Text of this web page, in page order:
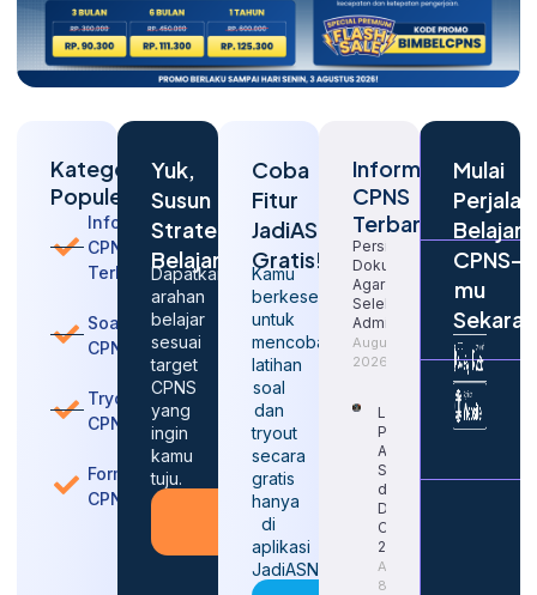
Kategori
Populer
Informasi
CPNS
Terbaru
Soal
CPNS
Tryout
CPNS
Formasi
CPNS
Yuk,
Susun
Strategi
Belajarmu
Dapatkan
arahan
belajar
sesuai
target
CPNS
yang
ingin
kamu
tuju.
Konsultasi
Gratis
Coba
Fitur
JadiASN
Gratis!
Kamu
berkesempatan
untuk
mencoba
latihan
soal
dan
tryout
secara
gratis
hanya
di
aplikasi
JadiASN
Informasi
CPNS
Terbaru
Persiapan
Dokumen
Agar Lolos
Seleksi
Administrasi
August 10,
2026
Langkah
Penting
Agar
Sukses
dalam
Daftar
CPNS
2026
August
8, 2026
Mulai
Belajar
CPNS-
mu